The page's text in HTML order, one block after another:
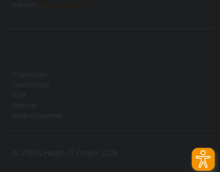
Internet:
www.visus.com
Impressum
Datenschutz
AGB
Sitemap
Ansprechpartner
© VISUS Health IT GmbH 2026